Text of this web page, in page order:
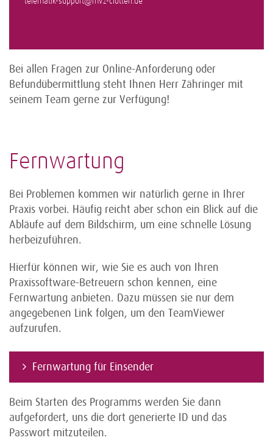
Bei allen Fragen zur Online-Anforderung oder
Befundübermittlung steht Ihnen Herr Zähringer mit
seinem Team gerne zur Verfügung!
Fernwartung
Bei Problemen kommen wir natürlich gerne in Ihrer
Praxis vorbei. Häufig reicht aber schon ein Blick auf die
Abläufe auf dem Bildschirm, um eine schnelle Lösung
herbeizuführen.
Hierfür können wir, wie Sie es auch von Ihren
Praxissoftware-Betreuern schon kennen, eine
Fernwartung anbieten. Dazu müssen sie nur dem
angegebenen Link folgen, um den TeamViewer
aufzurufen.
Fernwartung für Einsender
Beim Starten des Programms werden Sie dann
aufgefordert, uns die dort generierte ID und das
Passwort mitzuteilen.